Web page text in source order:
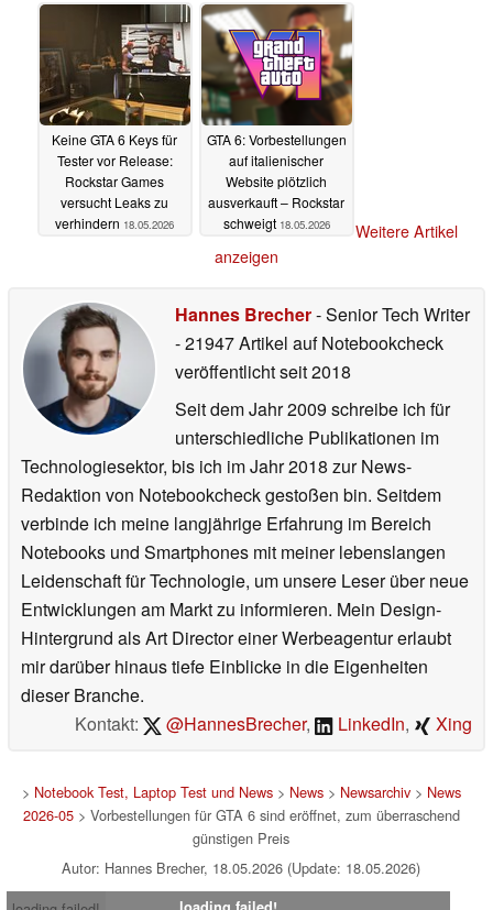
Keine GTA 6 Keys für
Tester vor Release:
Rockstar Games
versucht Leaks zu
verhindern 18.05.2026
GTA 6: Vorbestellungen
auf italienischer
Website plötzlich
ausverkauft – Rockstar
schweigt 18.05.2026
Weitere Artikel
anzeigen
Hannes Brecher- Senior Tech Writer
- 21947 Artikel auf Notebookcheck
veröffentlichtseit 2018
Seit dem Jahr 2009 schreibe ich für
unterschiedliche Publikationen im
Technologiesektor, bis ich im Jahr 2018 zur News-
Redaktion von Notebookcheck gestoßen bin. Seitdem
verbinde ich meine langjährige Erfahrung im Bereich
Notebooks und Smartphones mit meiner lebenslangen
Leidenschaft für Technologie, um unsere Leser über neue
Entwicklungen am Markt zu informieren. Mein Design-
Hintergrund als Art Director einer Werbeagentur erlaubt
mir darüber hinaus tiefe Einblicke in die Eigenheiten
dieser Branche.
Kontakt:
@HannesBrecher, LinkedIn, Xing
> Notebook Test, Laptop Test und News> News> Newsarchiv> News
2026-05> Vorbestellungen für GTA 6 sind eröffnet, zum überraschend
günstigen Preis
Autor: Hannes Brecher, 18.05.2026 (Update: 18.05.2026)